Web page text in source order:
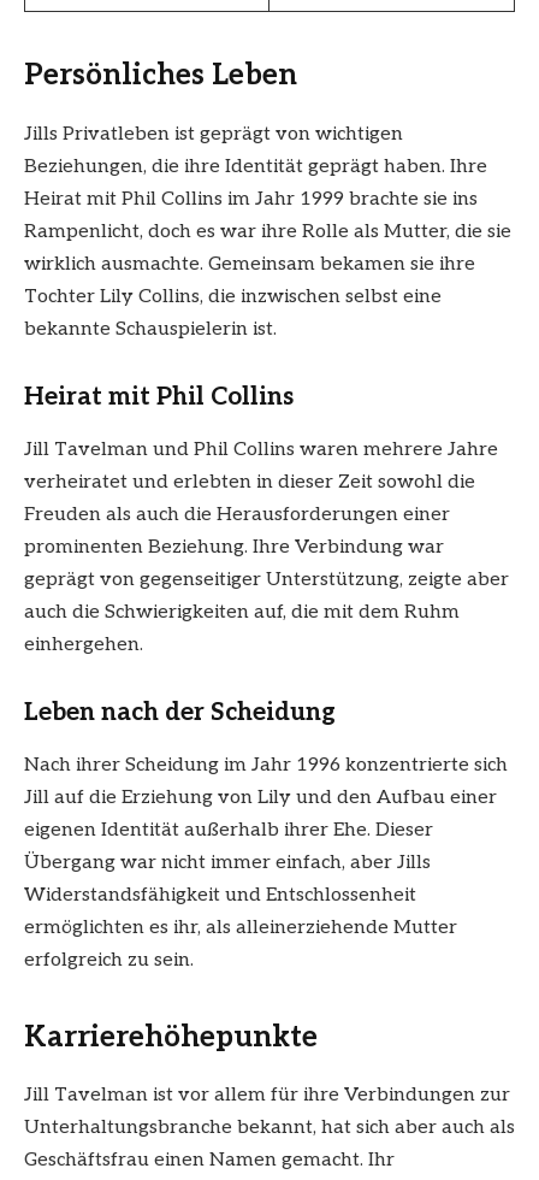
Persönliches Leben
Jills Privatleben ist geprägt von wichtigen
Beziehungen, die ihre Identität geprägt haben. Ihre
Heirat mit Phil Collins im Jahr 1999 brachte sie ins
Rampenlicht, doch es war ihre Rolle als Mutter, die sie
wirklich ausmachte. Gemeinsam bekamen sie ihre
Tochter Lily Collins, die inzwischen selbst eine
bekannte Schauspielerin ist.
Heirat mit Phil Collins
Jill Tavelman und Phil Collins waren mehrere Jahre
verheiratet und erlebten in dieser Zeit sowohl die
Freuden als auch die Herausforderungen einer
prominenten Beziehung. Ihre Verbindung war
geprägt von gegenseitiger Unterstützung, zeigte aber
auch die Schwierigkeiten auf, die mit dem Ruhm
einhergehen.
Leben nach der Scheidung
Nach ihrer Scheidung im Jahr 1996 konzentrierte sich
Jill auf die Erziehung von Lily und den Aufbau einer
eigenen Identität außerhalb ihrer Ehe. Dieser
Übergang war nicht immer einfach, aber Jills
Widerstandsfähigkeit und Entschlossenheit
ermöglichten es ihr, als alleinerziehende Mutter
erfolgreich zu sein.
Karrierehöhepunkte
Jill Tavelman ist vor allem für ihre Verbindungen zur
Unterhaltungsbranche bekannt, hat sich aber auch als
Geschäftsfrau einen Namen gemacht. Ihr